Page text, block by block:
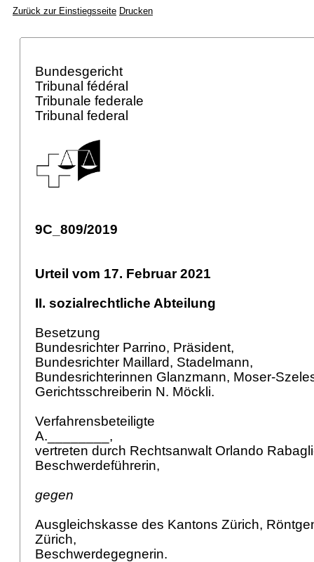
Zurück zur Einstiegsseite Drucken
Bundesgericht
Tribunal fédéral
Tribunale federale
Tribunal federal
9C_809/2019
Urteil vom 17. Februar 2021
II. sozialrechtliche Abteilung
Besetzung
Bundesrichter Parrino, Präsident,
Bundesrichter Maillard, Stadelmann,
Bundesrichterinnen Glanzmann, Moser-
Gerichtsschreiberin N. Möckli.
Verfahrensbeteiligte
A.________,
vertreten durch Rechtsanwalt Orlando
Beschwerdeführerin,
gegen
Ausgleichskasse des Kantons Zürich,
Zürich,
Beschwerdegegnerin.